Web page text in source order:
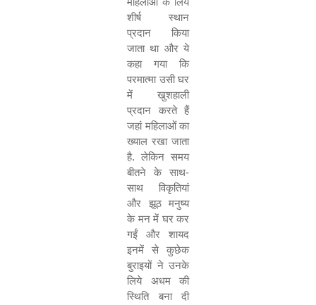
शीर्ष स्थान
प्रदान किया
जाता था और ये
कहा गया कि
परमात्मा उसी घर
में खुशहाली
प्रदान करते हैं
जहां महिलाओं का
ख्याल रखा जाता
है. लेकिन समय
बीतने के साथ-
साथ विकृतियां
और झूठ मनुष्य
के मन में घर कर
गईं और शायद
इनमें से कुछेक
बुराइयों ने उनके
लिये अधम की
स्थिति बना दी